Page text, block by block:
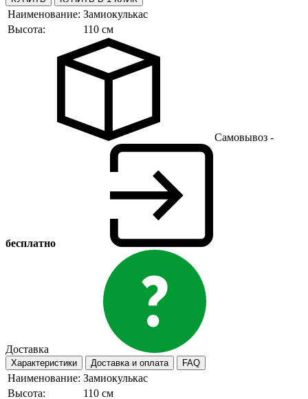
Наименование: Замиокулькас
Высота:
110 см
Самовывоз -
бесплатно
Доставка
Характеристики Доставка и оплата FAQ
Наименование: Замиокулькас
Высота:
110 см